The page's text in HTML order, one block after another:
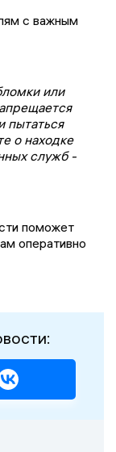
с важным
или
пытаться
о находке
служб -
поможет
оперативно